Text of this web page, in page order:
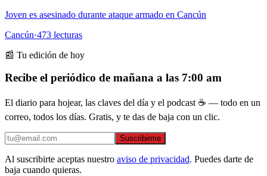
Joven es asesinado durante ataque armado en Cancún
Cancún·473 lecturas
📰 Tu edición de hoy
Recibe el periódico de mañana a las 7:00 am
El diario para hojear, las claves del día y el podcast ☕ — todo en un
correo, todos los días. Gratis, y te das de baja con un clic.
Suscribirme
Al suscribirte aceptas nuestro aviso de privacidad. Puedes darte de
baja cuando quieras.